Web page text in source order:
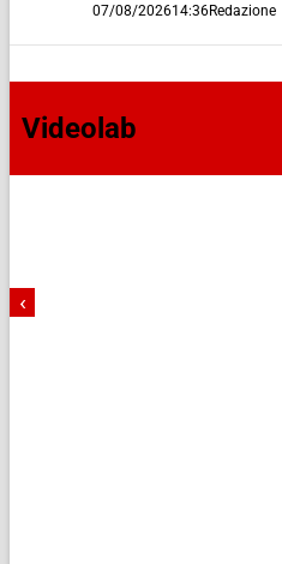
07/08/202614:36Redazione
Videolab
‹